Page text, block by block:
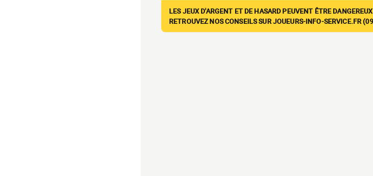
LES JEUX D'ARGENT ET DE HASARD PEUVENT ÊTRE
RETROUVEZ NOS CONSEILS SUR JOUEURS-INFO-SERVICE.FR